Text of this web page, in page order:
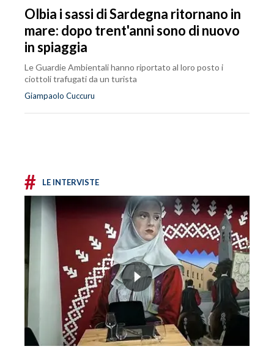
Olbia i sassi di Sardegna ritornano in
mare: dopo trent'anni sono di nuovo
in spiaggia
Le Guardie Ambientali hanno riportato al loro posto i
ciottoli trafugati da un turista
Giampaolo Cuccuru
# LE INTERVISTE